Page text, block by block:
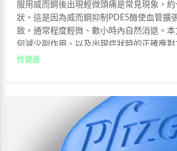
服用威而鋼後出現輕微頭痛是常見現象，
狀。這是因為威而鋼抑制PDE5酶使血管擴
致。通常程度輕微、數小時內自然消退。本
何減少副作用、以及出現症狀時的正確應對
性健康